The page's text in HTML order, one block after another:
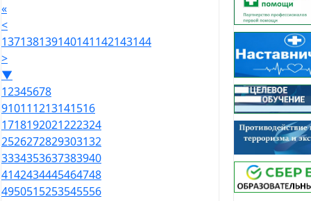
«
<
137138139140141142143144
>
▼
12345678
910111213141516
1718192021222324
2526272829303132
3334353637383940
4142434445464748
4950515253545556